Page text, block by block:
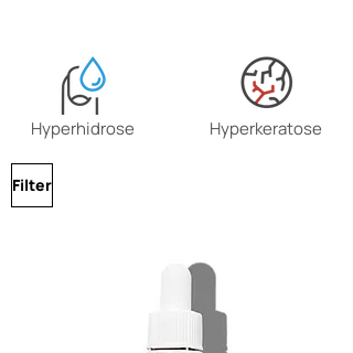
Hyperhidrose Hyperkeratose
Filter